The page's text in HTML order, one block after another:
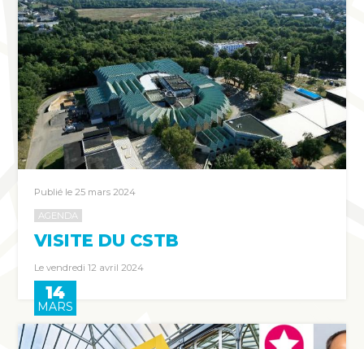
Publié le 25 mars 2024
AGENDA
VISITE DU CSTB
Le vendredi 12 avril 2024
14
MARS